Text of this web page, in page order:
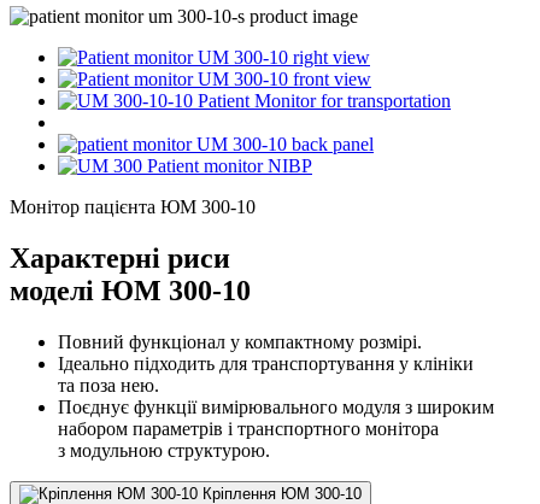
Монітор пацієнта ЮМ 300-10
Характерні риси
моделі ЮМ 300-10
Повний функціонал у компактному розмірі.
Ідеально підходить для транспортування у клініки
та поза нею.
Поєднує функції вимірювального модуля з широким
набором параметрів і транспортного монітора
з модульною структурою.
Кріплення ЮМ 300-10